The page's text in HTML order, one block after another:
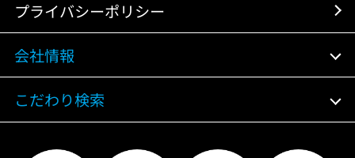
プライバシーポリシー
会社情報
こだわり検索